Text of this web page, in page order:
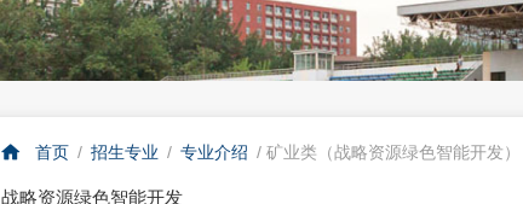
首页 / 招生专业 / 专业介绍 / 矿业类（战略资源绿色智能开发）
战略资源绿色智能开发